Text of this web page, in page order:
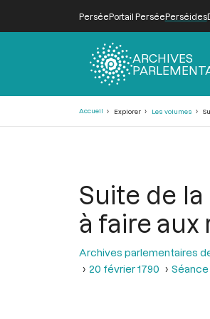
PerséePortail PerséePerséides
ARCHIVES
Accueil Explorer Les volumes
Suite de
à faire aux
Archives parlementaires
20 février 1790